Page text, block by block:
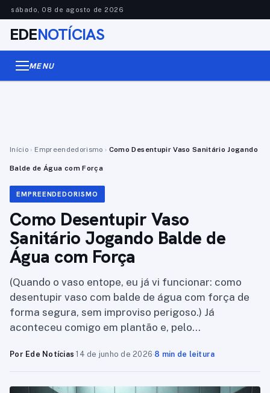
sábado, 08 de agosto de 2026
EDENOTÍCIAS
MENU
Início › Empreendedorismo › Como Desentupir Vaso Sanitário Jogando
Balde de Água com Força
EMPREENDEDORISMO
Como Desentupir Vaso
Sanitário Jogando Balde de
Água com Força
(Quando o vaso entope, eu já vi funcionar: como
desentupir vaso com balde de água com força de
forma segura, sem improviso perigoso.) Já
aconteceu comigo em plantão e, pelo…
Por Ede Notícias·14 de junho de 2026·8 min de leitura